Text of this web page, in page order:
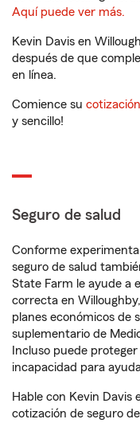
Aquí puede ver más.
Kevin Davis en
después de que
en línea.
Comience su
y sencillo!
Seguro de salud
Conforme
seguro de salud
State Farm le ayude a
correcta en
planes económicos de
suplementario de
Incluso puede
incapacidad para
Hable con Kevin Davis
cotización de seguro